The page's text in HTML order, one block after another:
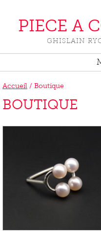
PIECE A
GHISLAIN
Accueil / Boutique
BOUTIQUE